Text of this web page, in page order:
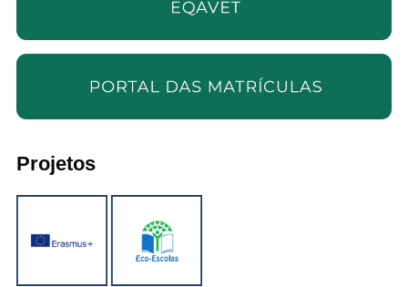
Projetos